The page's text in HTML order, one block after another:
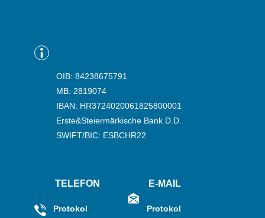
OIB: 84238675791
MB: 2819074
IBAN: HR3724020061825800001
Erste&Steiermärkische Bank D.D.
SWIFT/BIC: ESBCHR22
TELEFON
Protokol
E-MAIL
Protokol